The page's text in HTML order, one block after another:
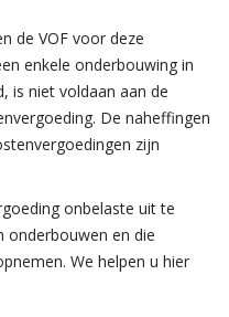
de VOF voor deze
enkele onderbouwing in
is niet voldaan aan de
De naheffingen
zijn
onbelaste uit te
onderbouwen en die
We helpen u hier